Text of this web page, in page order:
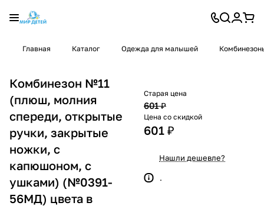
Главная Каталог Одежда для малышей
Комбинезон №11
(плюш, молния
спереди, открытые
ручки, закрытые
ножки, c
капюшоном, с
ушками) (№0391-
56МД) цвета в
Старая цена
601 ₽
Цена со скидкой
601 ₽
Нашли дешевле?
.